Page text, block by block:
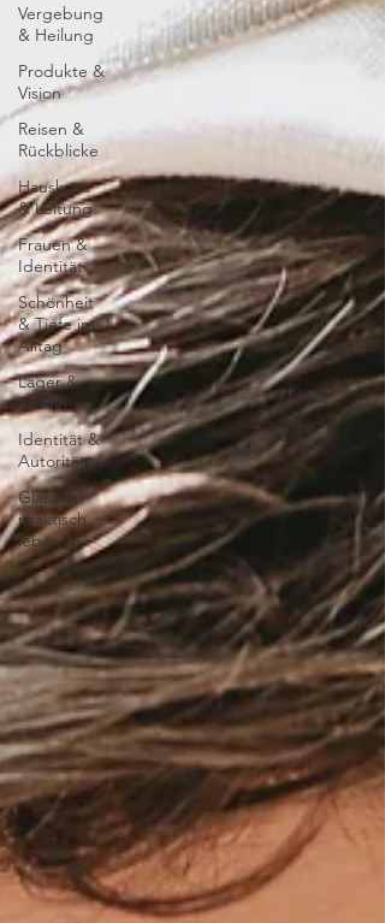
Vergebung
& Heilung
Produkte &
Vision
Reisen &
Rückblicke
Hauskreis
& Leitung
Frauen &
Identität
Schönheit
& Tiefe im
Alltag
Lager &
Studio
Identität &
Autorität
Glaube
praktisch
leben